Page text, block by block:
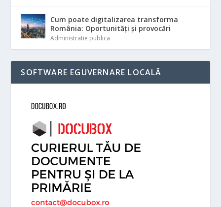
Cum poate digitalizarea transforma
România: Oportunități și provocări
Administratie publica
SOFTWARE EGUVERNARE LOCALĂ